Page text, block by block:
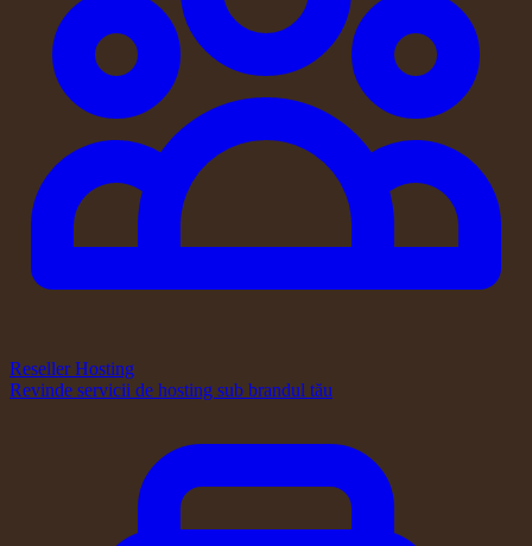
Reseller Hosting
Revinde servicii de hosting sub brandul tău